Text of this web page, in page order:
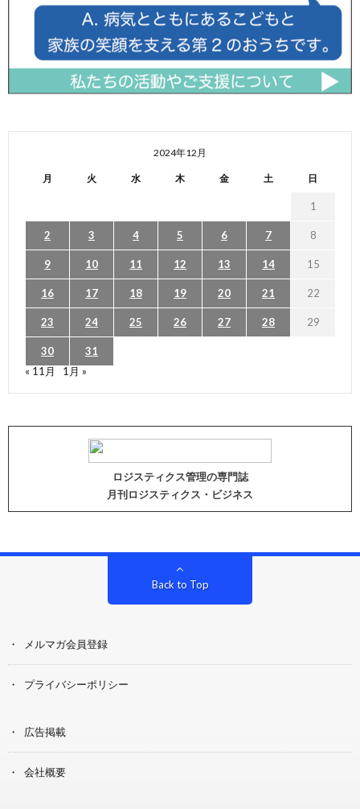
2024年12月
月 火 水 木 金 土 日
1
2 3 4 5 6 7 8
9 10 11 12 13 14 15
16 17 18 19 20 21 22
23 24 25 26 27 28 29
30
31
« 11月
1月 »
ロジスティクス管理の専門誌
月刊ロジスティクス・ビジネス
Back to Top
メルマガ会員登録
プライバシーポリシー
広告掲載
会社概要